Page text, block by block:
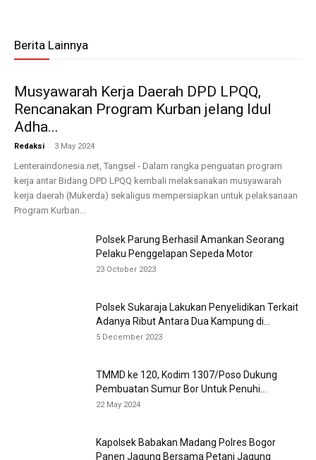
Berita Lainnya
Musyawarah Kerja Daerah DPD LPQQ,
Rencanakan Program Kurban jelang Idul
Adha...
Redaksi - 3 May 2024
Lenteraindonesia.net, Tangsel - Dalam rangka penguatan program
kerja antar Bidang DPD LPQQ kembali melaksanakan musyawarah
kerja daerah (Mukerda) sekaligus mempersiapkan untuk pelaksanaan
Program Kurban...
Polsek Parung Berhasil Amankan Seorang
Pelaku Penggelapan Sepeda Motor
23 October 2023
Polsek Sukaraja Lakukan Penyelidikan Terkait
Adanya Ribut Antara Dua Kampung di...
5 December 2023
TMMD ke 120, Kodim 1307/Poso Dukung
Pembuatan Sumur Bor Untuk Penuhi...
22 May 2024
Kapolsek Babakan Madang Polres Bogor
Panen Jagung Bersama Petani Jagung